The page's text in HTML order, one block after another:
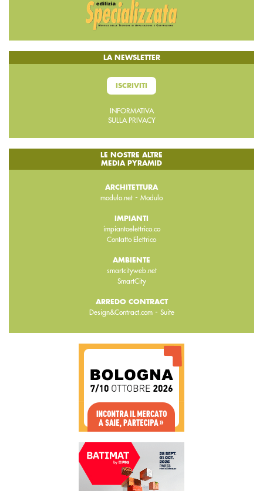
LA NEWSLETTER
ISCRIVITI
INFORMATIVA
SULLA PRIVACY
LE NOSTRE ALTRE
MEDIA PYRAMID
ARCHITETTURA
modulo.net - Modulo
IMPIANTI
impiantoelettrico.co
Contatto Elettrico
AMBIENTE
smartcityweb.net
SmartCity
ARREDO CONTRACT
Design&Contract.com- Suite